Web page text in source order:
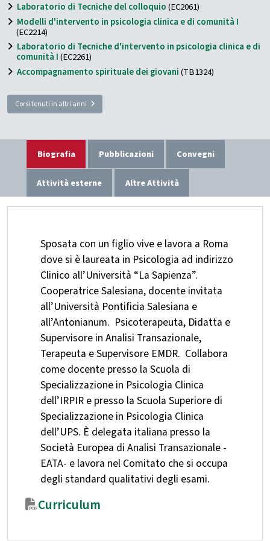
Laboratorio di Tecniche del colloquio(EC2061)
Modelli d'intervento in psicologia clinica e di comunità I
(EC2214)
Laboratorio di Tecniche d'intervento in psicologia clinica e di
comunità I(EC2261)
Accompagnamento spirituale dei giovani(TB1324)
Corsi tenuti in altri anni
Biografia Pubblicazioni Convegni
Attività esterne Altre Attività
Sposata con un figlio vive e lavora a Roma
dove si è laureata in Psicologia ad indirizzo
Clinico all’Università “La Sapienza”.
Cooperatrice Salesiana, docente invitata
all’Università Pontificia Salesiana e
all’Antonianum. Psicoterapeuta, Didatta e
Supervisore in Analisi Transazionale,
Terapeuta e Supervisore EMDR. Collabora
come docente presso la Scuola di
Specializzazione in Psicologia Clinica
dell’IRPIR e presso la Scuola Superiore di
Specializzazione in Psicologia Clinica
dell’UPS. È delegata italiana presso la
Società Europea di Analisi Transazionale -
EATA- e lavora nel Comitato che si occupa
degli standard qualitativi degli esami.
Curriculum